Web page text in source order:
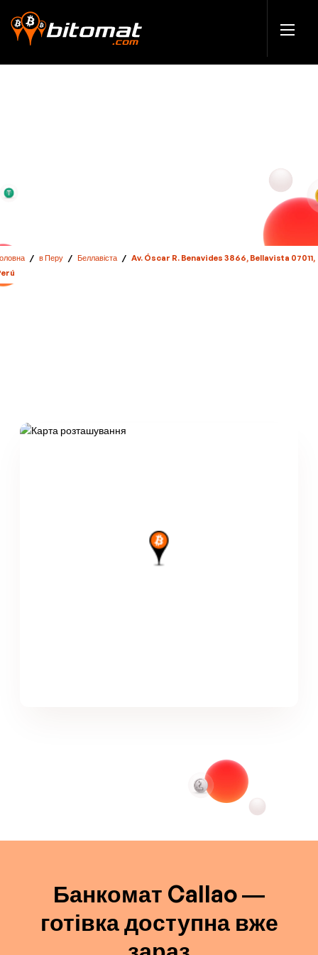
/ в Перу / Беллавіста / Av. Óscar R. Benavides 3866, Bellavista 07011,
Банкомат Callao —
готівка доступна вже